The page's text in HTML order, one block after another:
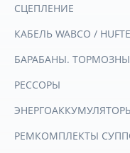
СЦЕПЛЕНИЕ
КАБЕЛЬ WABCO /
БАРАБАНЫ.
РЕССОРЫ
РЕМКОМПЛЕКТЫ